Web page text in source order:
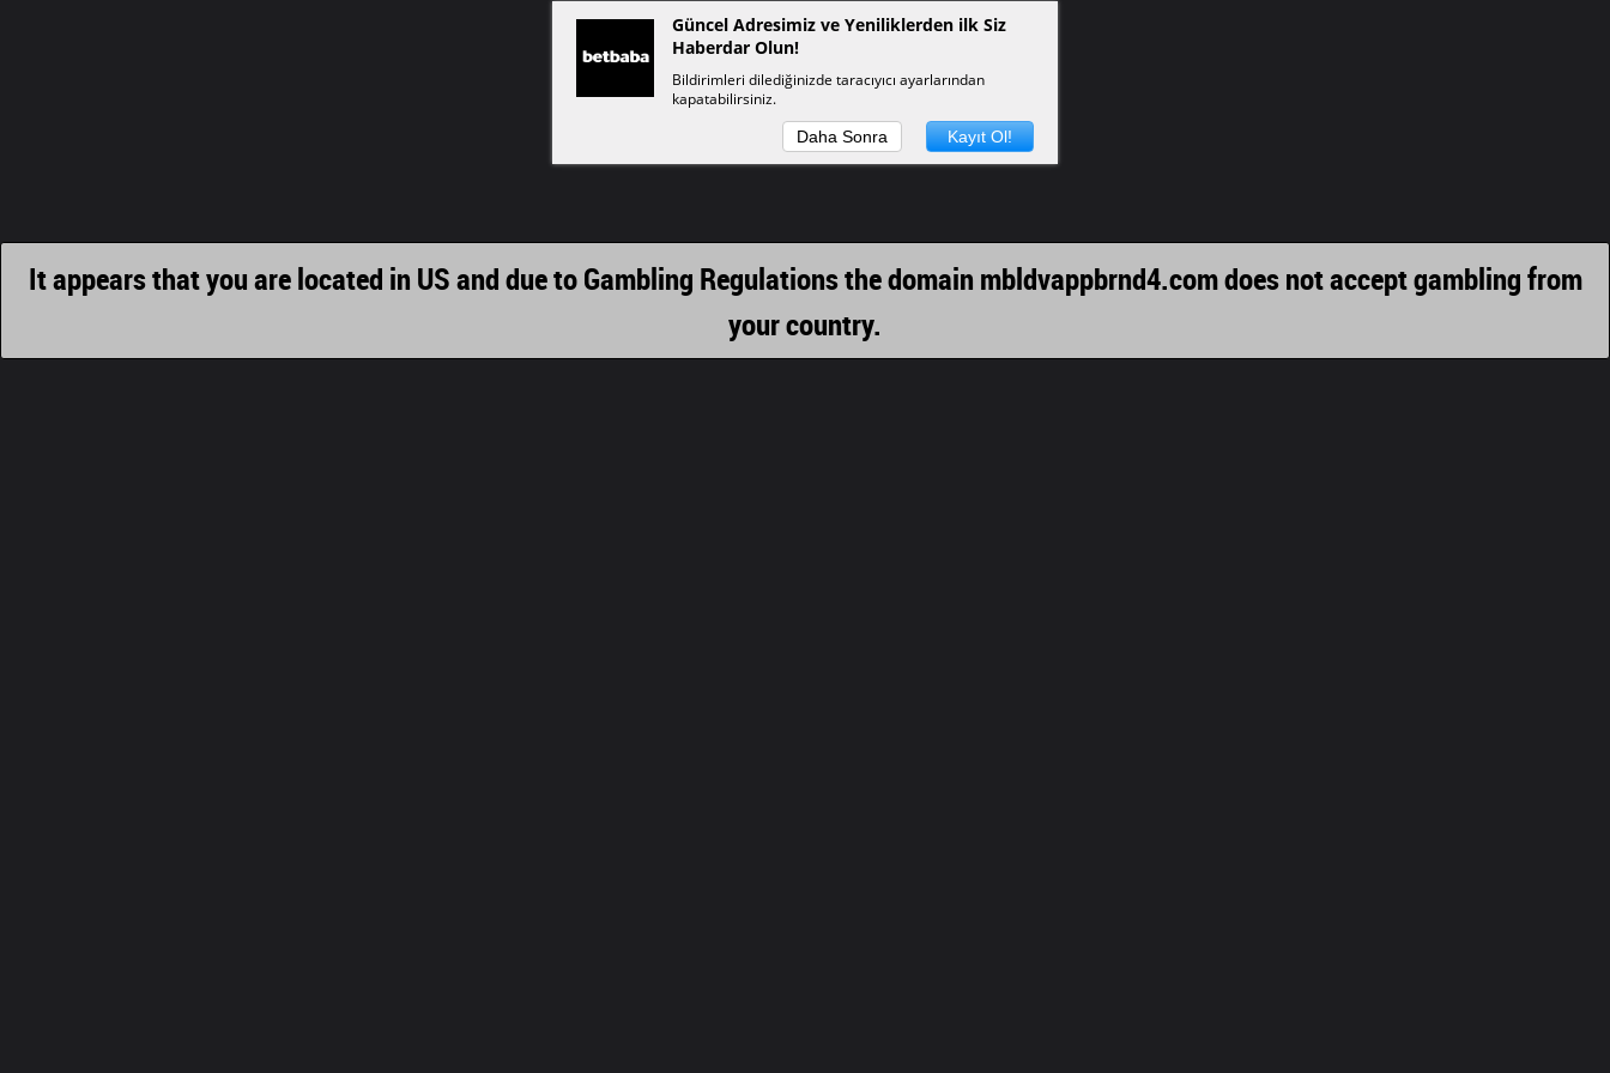
It appears that you are located in US and due to Gambling Regulations the domain mbldvappbrnd4.com does not accept gambling from
your country.
Güncel Adresimiz ve Yeniliklerden ilk Siz
Haberdar Olun!
Bildirimleri dilediğinizde taracıyıcı ayarlarından
kapatabilirsiniz.
Daha Sonra Kayıt Ol!